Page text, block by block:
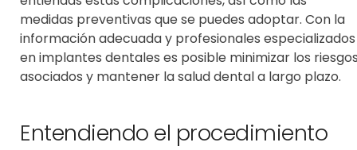
medidas preventivas que se puedes adoptar. Con la
información adecuada y profesionales especializados
en implantes dentales es posible minimizar los
asociados y mantener la salud dental a largo plazo.
Entendiendo el procedimiento